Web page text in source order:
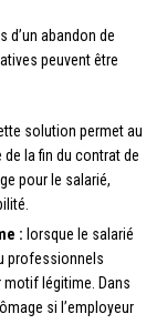
abandon de
peuvent être
solution permet au
la fin du contrat de
pour le salarié,
: lorsque le salarié
professionnels
motif légitime. Dans
si l’employeur